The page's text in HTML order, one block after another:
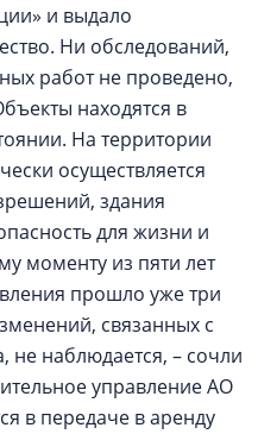
и выдало
Ни обследований,
работ не проведено,
находятся в
На территории
осуществляется
здания
для жизни и
моменту из пяти лет
прошло уже три
связанных с
не наблюдается, – сочли
управление АО
в передаче в аренду